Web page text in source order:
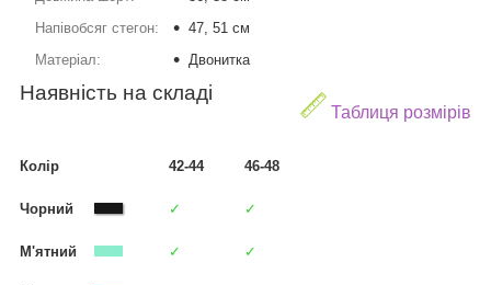
Напівобсяг стегон:
47, 51 см
Матеріал:
Двонитка
Таблиця розмірів
Наявність на складі
Колір 42-44 46-48
Чорний ✓ ✓
М'ятний ✓ ✓